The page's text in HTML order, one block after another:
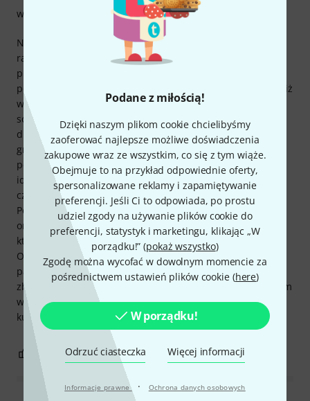
Podane z miłością!
Dzięki naszym plikom cookie chcielibyśmy
zaoferować najlepsze możliwe doświadczenia
zakupowe wraz ze wszystkim, co się z tym wiąże.
Obejmuje to na przykład odpowiednie oferty,
spersonalizowane reklamy i zapamiętywanie
preferencji. Jeśli Ci to odpowiada, po prostu
udziel zgody na używanie plików cookie do
preferencji, statystyk i marketingu, klikając „W
porządku!” (pokaż wszystko)
Zgodę można wycofać w dowolnym momencie za
pośrednictwem ustawień plików cookie (here)
W porządku!
Odrzuć ciasteczka Więcej informacji
Informacje prawne · Ochrona danych osobowych
Najpierw porozmawiajmy o wadze: z odrobiną siły w
ramionach można nosić urządzenie samodzielnie; w
przeciwnym razie można doczepić cztery kółka w razie
potrzeby. Dźwięk jest fantastyczny, a głośność jest więcej niż
wystarczająca dla całej mojej doliny. Jakość wykonania jest
solidna, choć moje koty niestety używają pokrowca jako
drapaka. Kupiłem też odbiornik Bluetooth TaoTronics z
gniazdem 3,5 mm na Amazon za 15 euro, żebym mógł
podłączyć telefon do głośnika i korzystać ze Spotify. To
idealne uzupełnienie mojego Rolanda FA08, zapewniające
czyste odtwarzanie wysokich i niskich częstotliwości.
Początkowo miałem monitory studyjne, ale nie nadają się
one do prawdziwego basu. Zdecydowanie wolę głośnik,
który sprawdzi się w domu i nadaje się również na scenę.
Osłona przed głośnikami zapobiega również wgnieceniom
palców u dzieci. Dzięki solidnej konstrukcji głośnik nie jest
zbyt delikatny na przyjęcia ogrodowe, nawet jeśli wieczorem
wilgotność powietrza nieco wzrośnie. Podsumowując:
kupiłbym go ponownie bez wahania!
wykończenie
5 ZGŁOŚ NADUŻYCIE